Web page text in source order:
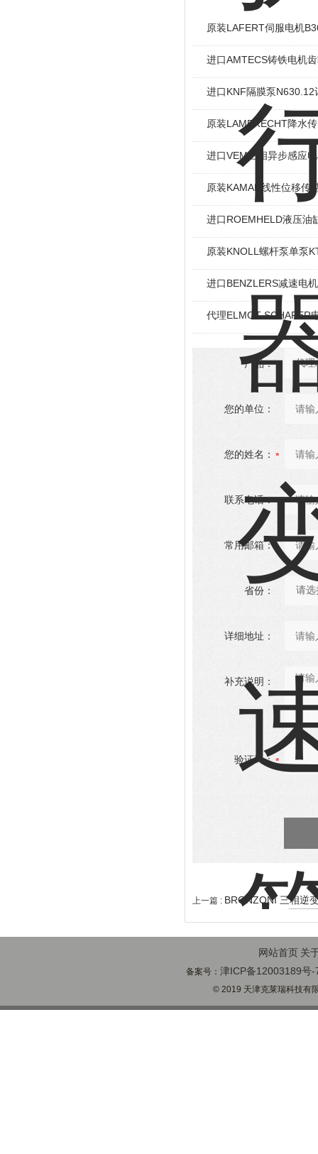
原装LAFERT伺服电机
进口AMTECS铸铁电机
进口KNF隔膜泵
原装LAMBRECHT降水
进口VEM三相异步感应
原装KAMAN线性位移传
进口ROEMHELD液压油
原装KNOLL螺杆泵单泵
进口BENZLERS减速电
代理ELMOT-SCHAFER
产品：
您的单位：
您的姓名：
联系电话：
常用邮箱：
省份：
详细地址：
补充说明：
验证码：
上一篇 : BRONZONI 三相逆
网站首页 关
备案号：津ICP备12003189号-
© 2019 天津克莱瑞科技有